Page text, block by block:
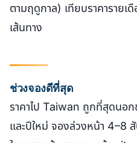
ตามฤดูกาล) เทียบราคารายเ
เส้นทาง
ช่วงจองดีที่สุด
ราคาไป Taiwan ถูกที่สุดนอ
และปีใหม่ จองล่วงหน้า 4–8